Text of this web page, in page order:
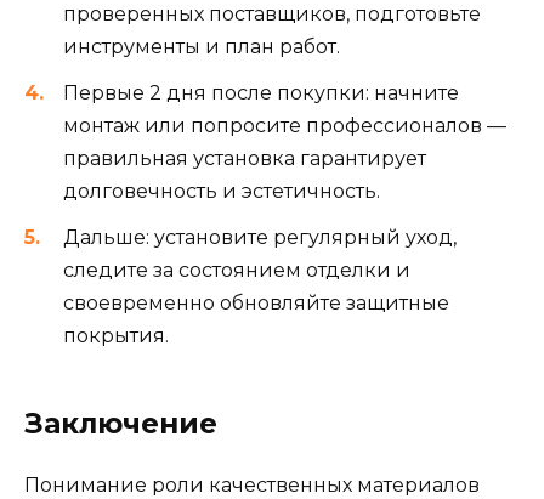
проверенных поставщиков, подготовьте
инструменты и план работ.
Первые 2 дня после покупки: начните
монтаж или попросите профессионалов —
правильная установка гарантирует
долговечность и эстетичность.
Дальше: установите регулярный уход,
следите за состоянием отделки и
своевременно обновляйте защитные
покрытия.
Заключение
Понимание роли качественных материалов